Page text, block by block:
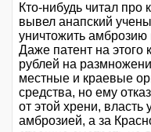
Кто-нибудь читал про
вывел анапский
уничтожить амброзию
Даже патент на
рублей на
местные и краевые
средства, но ему
от этой хрени, власть
амброзией, а за